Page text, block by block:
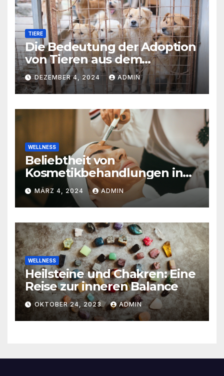
TIERE
Die Bedeutung der Adoption
von Tieren aus dem
Tierschutz
DEZEMBER 4, 2024 ADMIN
WELLNESS
Beliebtheit von
Kosmetikbehandlungen in
der Schweiz
MÄRZ 4, 2024 ADMIN
WELLNESS
Heilsteine und Chakren: Eine
Reise zur inneren Balance
OKTOBER 24, 2023 ADMIN